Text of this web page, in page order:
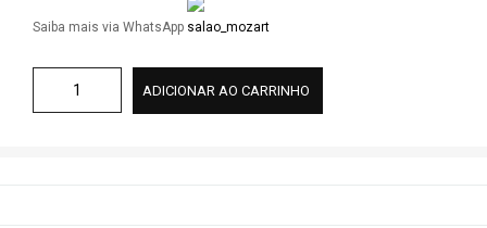
Saiba mais via WhatsApp
ADICIONAR AO CARRINHO